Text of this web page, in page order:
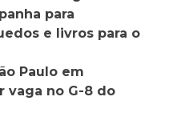
para
e livros para o
Paulo em
vaga no G-8 do